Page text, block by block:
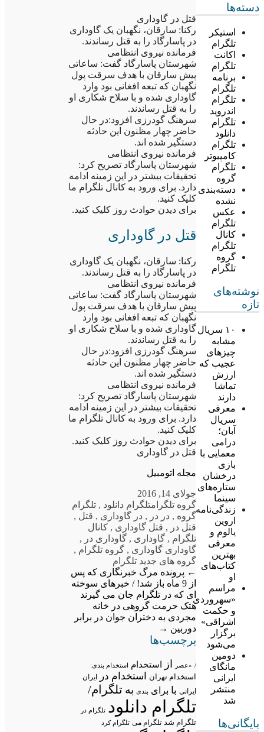
دسته‌ها
استیکر
تلگرام
اکانت
تلگرام
برنامه
تلگرام
تلگرام
اندروید
تلگرام
دانلود
تلگرام
کامپیوتر
تلگرام
گروه
دسته‌بندی
نشده
عکس
تلگرام
کانال
تلگرام
گروه
تلگرام
نوشته‌های
تازه
۱۰ سریال
مشابه
چیزهای
عجیب که
ارزش
تماشا
دارند
معرفی
سریال
آبان؛
درامی
معمایی با
بازی
درخشان
ستاره‌های
سینما
زندگی‌نامه
اروین
یالوم و
معرفی
بهترین
کتاب‌های
او
مراسم
«سهروردی
و حکمت
اشراقی»
برگزار
می‌شود
دومین
مانگای
ایرانی
منتشر
شد
بایگانی‌ها
قتل در گاوداری
رکنا: سارقان، نگهبان یک گاوداری
در پاسارگاد را به قتل رساندند.
فرمانده نیروی انتظامی
شهرستان پاسارگاد گفت: ساعاتی
پیش سارقان با هدف سرقت پول
نگهبان که تبعه افغانی بود وارد
گاوداری شده و با سلاح شکاری او
را به قتل رساندند.
سرهنگ گودرزی افزود:در حال
حاضر چهار مظنون این حادثه
دستگیر شده اند.
فرمانده نیروی انتظامی
شهرستان پاسارگاد تصریح کرد:
تحقیقات بیشتر در این زمینه ادامه
دارد. برای ورود به کانال تلگرام ما
کلیک کنید.
برای دیدن حوادث روز کلیک کنید.
قتل در گاوداری
رکنا: سارقان، نگهبان یک گاوداری
در پاسارگاد را به قتل رساندند.
فرمانده نیروی انتظامی
شهرستان پاسارگاد گفت: ساعاتی
پیش سارقان با هدف سرقت پول
نگهبان که تبعه افغانی بود وارد
گاوداری شده و با سلاح شکاری او
را به قتل رساندند.
سرهنگ گودرزی افزود:در حال
حاضر چهار مظنون این حادثه
دستگیر شده اند.
فرمانده نیروی انتظامی
شهرستان پاسارگاد تصریح کرد:
تحقیقات بیشتر در این زمینه ادامه
دارد. برای ورود به کانال تلگرام ما
کلیک کنید.
برای دیدن حوادث روز کلیک کنید.
قتل در گاوداری
مجله اتومبیل
جولای 14, 2016
گروه تلگرامتلگرام دانلود , تلگرام
گروه , در در , در گاوداری , قتل ,
قتل در , قتل گاوداری , کانال
تلگرام , گاوداری , گاوداری در ,
گاوداری گاوداری , گروه تلگرام ,
گروه های جدید تلگرام
← پرونده مرگ خبرنگاری که پس
از 9 ماه باز شد! / خبرهای سوخته
ای که در تلگرام جان می گیرند
هتک حرمت گروهی در خانه
مجردی به دختران جوان در برابر
دوربین →
برچسب‌ها
/ «عصر از استخدام استخدام بندی:
استخدام تهران استخدام در ایران
ایرانی با برای بندی به تلگرام/
تلگرام دانلود تلگرام در
تلگرام شد تلگرام می تلگرام کرد